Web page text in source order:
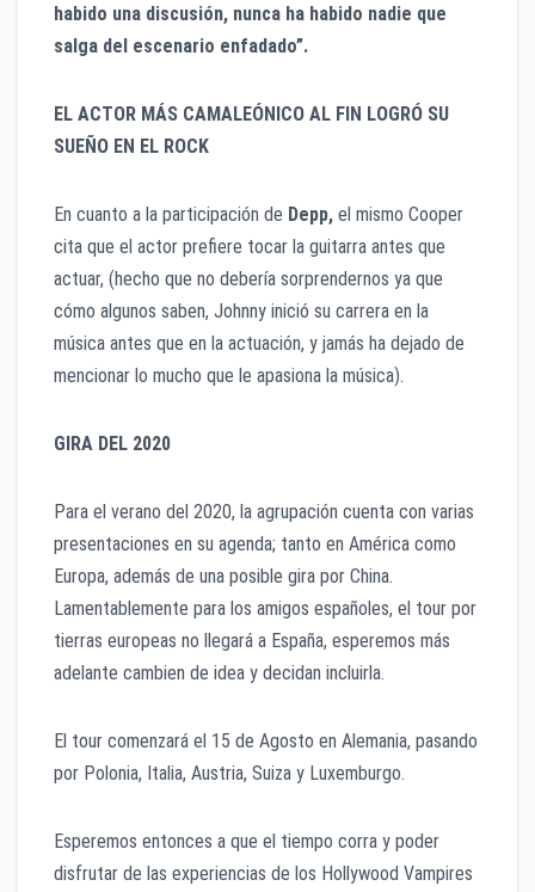
habido una discusión, nunca ha habido nadie que
salga del escenario enfadado”.
EL ACTOR MÁS CAMALEÓNICO AL FIN LOGRÓ SU
SUEÑO EN EL ROCK
En cuanto a la participación de Depp, el mismo Cooper
cita que el actor prefiere tocar la guitarra antes que
actuar, (hecho que no debería sorprendernos ya que
cómo algunos saben, Johnny inició su carrera en la
música antes que en la actuación, y jamás ha dejado de
mencionar lo mucho que le apasiona la música).
GIRA DEL 2020
Para el verano del 2020, la agrupación cuenta con varias
presentaciones en su agenda; tanto en América como
Europa, además de una posible gira por China.
Lamentablemente para los amigos españoles, el tour por
tierras europeas no llegará a España, esperemos más
adelante cambien de idea y decidan incluirla.
El tour comenzará el 15 de Agosto en Alemania, pasando
por Polonia, Italia, Austria, Suiza y Luxemburgo.
Esperemos entonces a que el tiempo corra y poder
disfrutar de las experiencias de los Hollywood Vampires